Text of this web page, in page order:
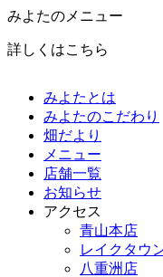
みよたのメニュー
詳しくはこちら
みよたとは
みよたのこだわり
畑だより
メニュー
店舗一覧
お知らせ
アクセス
青山本店
レイクタウ
八重洲店